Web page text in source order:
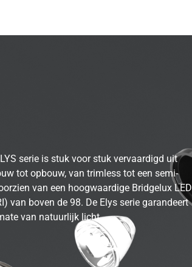
serie is stuk voor stuk vervaardigd uit
tot opbouw, van trimless tot een semi-
van een hoogwaardige Bridgelux LED
van boven de 98. De Elys serie garandeert
van natuurlijk licht.